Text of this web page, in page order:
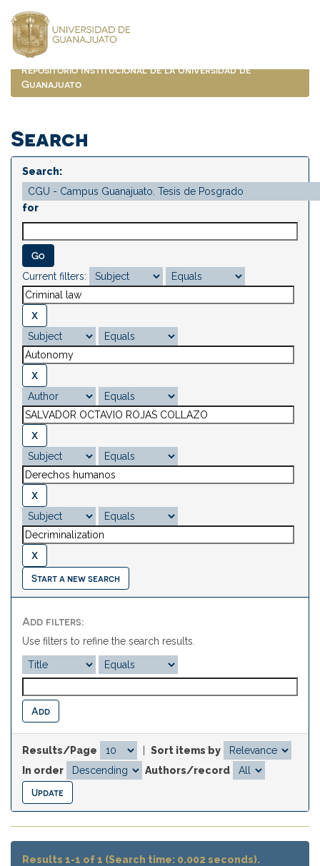
navigation
Repositorio Institucional de la Universidad de
Guanajuato
Search
Search:
for
Current filters:
Start a new search
Add filters:
Use filters to refine the search results.
Results/Page
Sort items by
In order
Authors/record
Results 1-1 of 1 (Search time: 0.002 seconds).